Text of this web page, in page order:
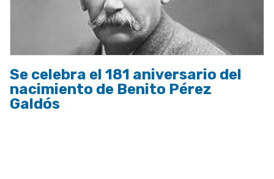
Se celebra el 181 aniversario del
nacimiento de Benito Pérez
Galdós